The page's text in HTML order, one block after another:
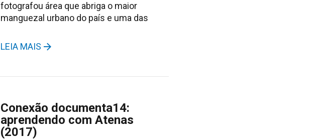
fotografou área que abriga o maior
manguezal urbano do país e uma das
LEIA MAIS
Conexão documenta14:
aprendendo com Atenas
(2017)